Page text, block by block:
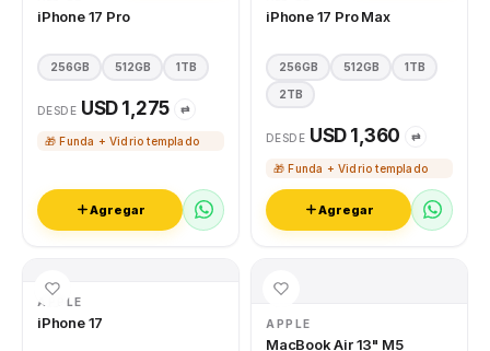
iPhone 17 Pro
256GB 512GB 1TB
DESDE USD 1,275 ⇄
🎁 Funda + Vidrio templado
Agregar
iPhone 17 Pro Max
256GB 512GB 1TB
2TB
DESDE USD 1,360 ⇄
🎁 Funda + Vidrio templado
Agregar
APPLE
iPhone 17 APPLE
MacBook Air 13" M5